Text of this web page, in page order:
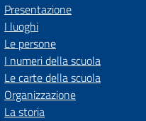
Presentazione
I luoghi
Le persone
I numeri della scuola
Le carte della scuola
Organizzazione
La storia